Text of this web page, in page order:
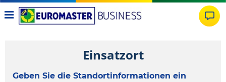
Einsatzort
Geben Sie die Standortinformationen ein